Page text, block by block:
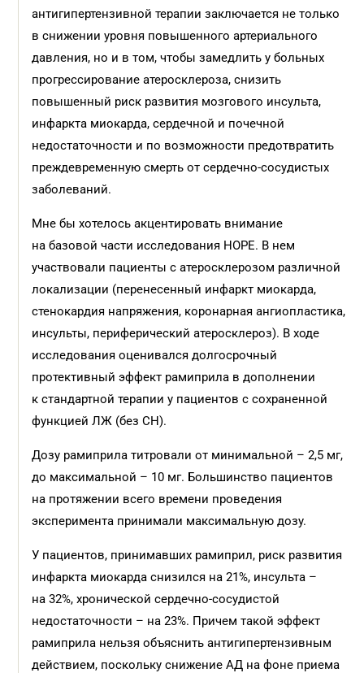
антигипертензивной терапии заключается не только
в снижении уровня повышенного артериального
давления, но и в том, чтобы замедлить у больных
прогрессирование атеросклероза, снизить
повышенный риск развития мозгового инсульта,
инфаркта миокарда, сердечной и почечной
недостаточности и по возможности предотвратить
преждевременную смерть от сердечно-сосудистых
заболеваний.
Мне бы хотелось акцентировать внимание
на базовой части исследования HOPE. В нем
участвовали пациенты с атеросклерозом различной
локализации (перенесенный инфаркт миокарда,
стенокардия напряжения, коронарная ангиопластика,
инсульты, периферический атеросклероз). В ходе
исследования оценивался долгосрочный
протективный эффект рамиприла в дополнении
к стандартной терапии у пациентов с сохраненной
функцией ЛЖ (без СН).
Дозу рамиприла титровали от минимальной – 2,5 мг,
до максимальной – 10 мг. Большинство пациентов
на протяжении всего времени проведения
эксперимента принимали максимальную дозу.
У пациентов, принимавших рамиприл, риск развития
инфаркта миокарда снизился на 21%, инсульта –
на 32%, хронической сердечно-сосудистой
недостаточности – на 23%. Причем такой эффект
рамиприла нельзя объяснить антигипертензивным
действием, поскольку снижение АД на фоне приема